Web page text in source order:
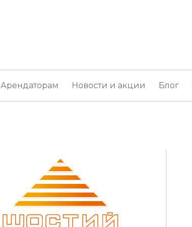
Арендаторам Новости и акции Блог